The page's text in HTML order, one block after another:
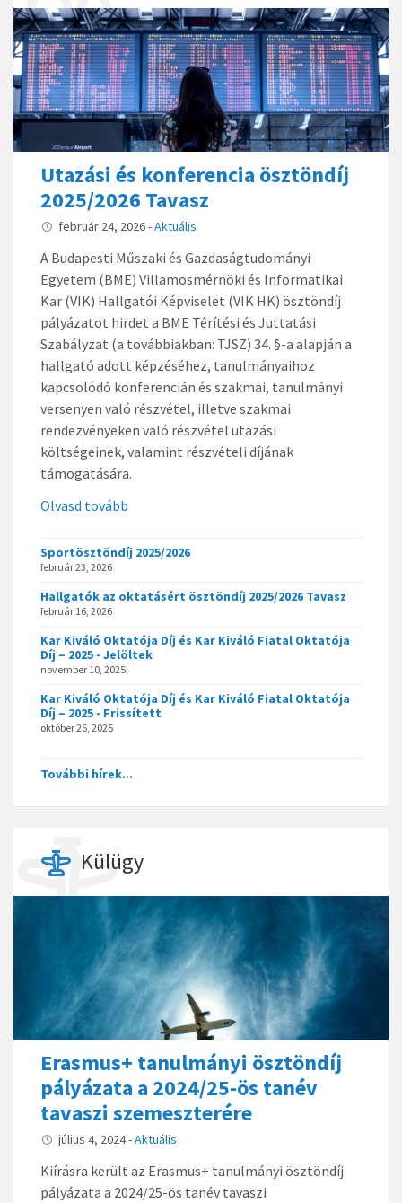
Utazási és konferencia ösztöndíj
2025/2026 Tavasz
február 24, 2026-Aktuális
A Budapesti Műszaki és Gazdaságtudományi
Egyetem (BME) Villamosmérnöki és Informatikai
Kar (VIK) Hallgatói Képviselet (VIK HK) ösztöndíj
pályázatot hirdet a BME Térítési és Juttatási
Szabályzat (a továbbiakban: TJSZ) 34. §-a alapján a
hallgató adott képzéséhez, tanulmányaihoz
kapcsolódó konferencián és szakmai, tanulmányi
versenyen való részvétel, illetve szakmai
rendezvényeken való részvétel utazási
költségeinek, valamint részvételi díjának
támogatására.
Olvasd tovább
Sportösztöndíj 2025/2026
február 23, 2026
Hallgatók az oktatásért ösztöndíj 2025/2026 Tavasz
február 16, 2026
Kar Kiváló Oktatója Díj és Kar Kiváló Fiatal Oktatója
Díj – 2025 - Jelöltek
november 10, 2025
Kar Kiváló Oktatója Díj és Kar Kiváló Fiatal Oktatója
Díj – 2025 - Frissített
október 26, 2025
További hírek...
Külügy
Erasmus+ tanulmányi ösztöndíj
pályázata a 2024/25-ös tanév
tavaszi szemeszterére
július 4, 2024-Aktuális
Kiírásra került az Erasmus+ tanulmányi ösztöndíj
pályázata a 2024/25-ös tanév tavaszi